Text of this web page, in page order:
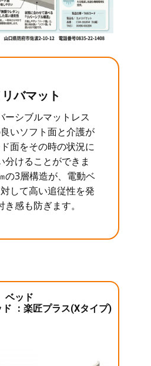
バマット
ーシブルマットレス
いソフト面と介護が
面をその時の状況に
分けることができま
の3層構造が、電動ベ
して高い追従性を発
感も防ぎます。
ベッド
：楽匠プラス(Xタイプ)